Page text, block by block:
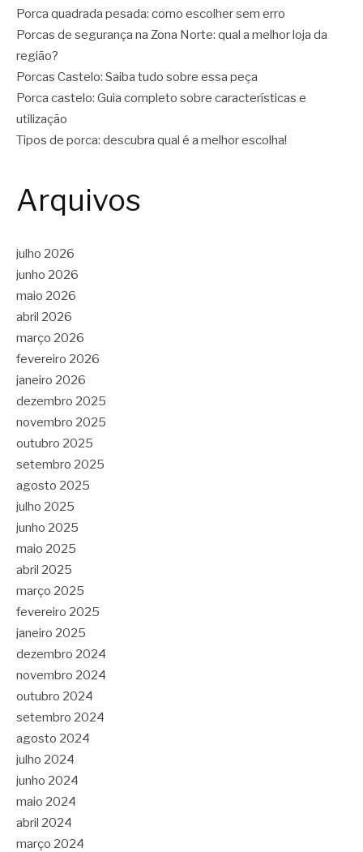
Porca quadrada pesada: como escolher sem erro
Porcas de segurança na Zona Norte: qual a melhor loja da
região?
Porcas Castelo: Saiba tudo sobre essa peça
Porca castelo: Guia completo sobre características e
utilização
Tipos de porca: descubra qual é a melhor escolha!
Arquivos
julho 2026
junho 2026
maio 2026
abril 2026
março 2026
fevereiro 2026
janeiro 2026
dezembro 2025
novembro 2025
outubro 2025
setembro 2025
agosto 2025
julho 2025
junho 2025
maio 2025
abril 2025
março 2025
fevereiro 2025
janeiro 2025
dezembro 2024
novembro 2024
outubro 2024
setembro 2024
agosto 2024
julho 2024
junho 2024
maio 2024
abril 2024
março 2024